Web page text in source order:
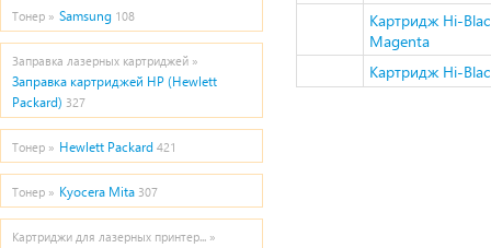
Тонер » Samsung 108
Заправка лазерных картриджей »
Заправка картриджей HP (Hewlett
Packard) 327
Тонер » Hewlett Packard 421
Тонер » Kyocera Mita 307
Картриджи для лазерных принтер... »
Картридж Hi-
Magenta
Картридж Hi-